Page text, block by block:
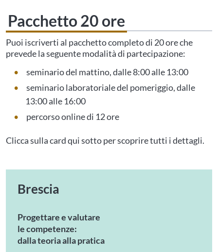
Pacchetto 20 ore
Puoi iscriverti al pacchetto completo di 20 ore che
prevede la seguente modalità di partecipazione:
seminario del mattino, dalle 8:00 alle 13:00
seminario laboratoriale del pomeriggio, dalle
13:00 alle 16:00
percorso online di 12 ore
Clicca sulla card qui sotto per scoprire tutti i dettagli.
Brescia
Progettare e valutare
le competenze:
dalla teoria alla pratica